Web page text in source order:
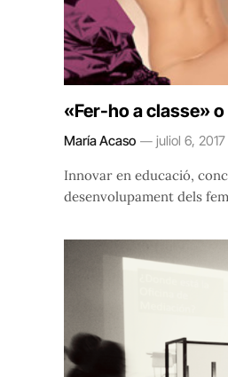
«Fer-ho a classe»
María Acaso juliol 6, 2017
Innovar en educació,
desenvolupament dels